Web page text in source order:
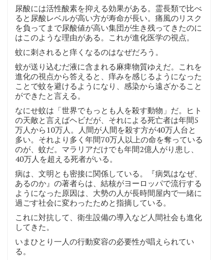
尿酸には活性酸素を抑える効果がある。霊長類で比べ
ると尿酸レベルが高い方が寿命が長い。痛風のリスク
を負ってまで尿酸値が高い集団が生き残ってきたのに
はこのような理由がある。これが進化医学の視点。
蚊に刺されると痒くなるのはなぜだろう。
蚊が送り込むだ液に含まれる麻痺物質ゆえだ。これを
進化の視点から答えると、痒みを感じるようになった
ことで蚊を避けるようになり、感染から遠ざかること
ができたと言える。
なにせ蚊は「世界でもっとも人を殺す動物」だ。ヒト
の天敵と言えばヘビだが、それによる死亡者は年間5
万人から10万人。人間が人間を殺す方が40万人台と
多い。それより多く年間70万人以上の命を奪っている
のが、蚊だ。マラリアだけでも年間2億人がり患し、
40万人を超える死者がいる。
病は、文明とも密接に関係している。『病気はなぜ、
あるのか』の著者らは、結核がヨーロッパで流行する
ようになった原因は、大勢の人が長時間屋内で一緒に
過ごす社会に変わったためと指摘している。
これに対抗して、衛生設備の導入など人間社会も進化
してきた。
いまひとり一人の行動変容の必要性が唱えられてい
る。